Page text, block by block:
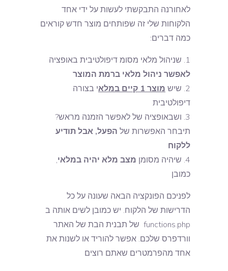
לאחורנה התבקשתי לעשות על ידי אחד
הלקוחות שלי זה שפותחים מוצר חדש קוראים
כמה דברים:
שניהול מלאי מסומ דיפולטיבית באופציה
לאפשר ניהול מלאי ברמת המוצר
שיש מוצר 1 קיים במלא
י בצורה
דיפולטיבית
ושבאופציה של לאפשר הזמנה מראש?
תיבחר האפשרות של הפעל, אבל תודיע
ללקוח
שיהיה מסומן מצב מלא יהיה במלאי,
כמובן
לפניכם הפונקציה הבאה שעונה על כל
הדרישות של הלקוח. יש כמובן לשים אותה ב
functions.php של תבנית הבת של האתר
וורדפרס שלכם. אפשר להוריד או לשנות את
אחד מהפרמטרים שאתם רוצים